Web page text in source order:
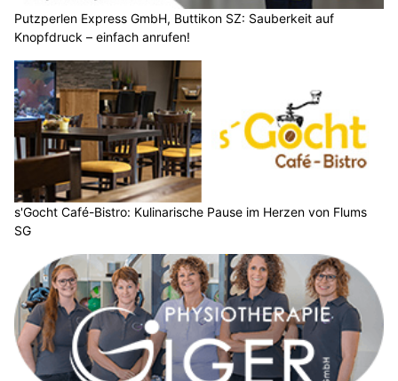
Putzperlen Express GmbH, Buttikon SZ: Sauberkeit auf
Knopfdruck – einfach anrufen!
s'Gocht Café-Bistro: Kulinarische Pause im Herzen von Flums
SG